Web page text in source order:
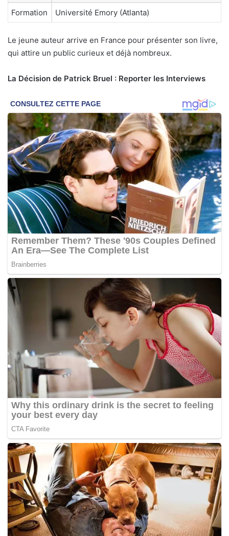
Formation Université Emory (Atlanta)
Le jeune auteur arrive en France pour présenter son livre,
qui attire un public curieux et déjà nombreux.
La Décision de Patrick Bruel : Reporter les Interviews